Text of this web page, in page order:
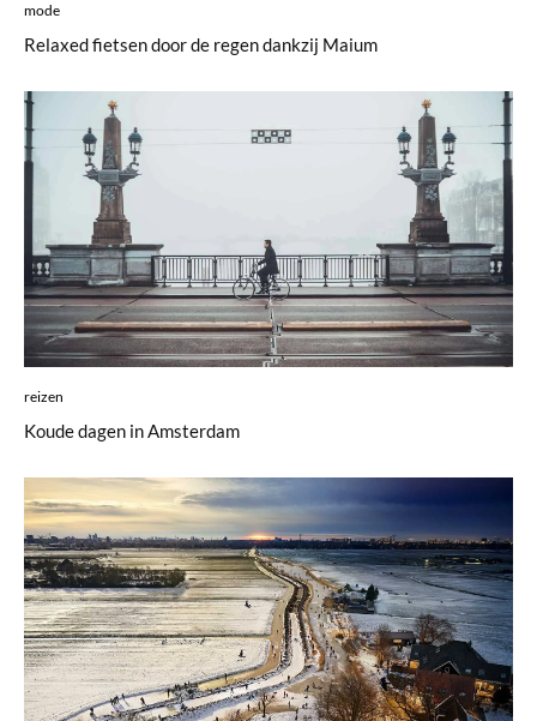
mode
Relaxed fietsen door de regen dankzij Maium
reizen
Koude dagen in Amsterdam